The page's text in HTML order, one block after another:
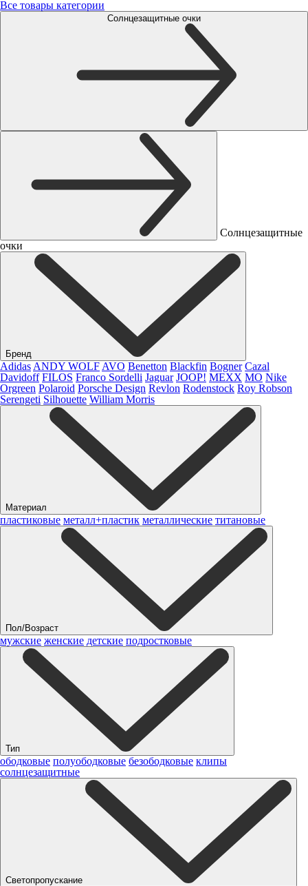
Все товары категории
Солнцезащитные очки
Солнцезащитные
очки
Бренд
Adidas ANDY WOLF AVO Benetton Blackfin Bogner Cazal
Davidoff FILOS Franco Sordelli Jaguar JOOP! MEXX MO Nike
Orgreen Polaroid Porsche Design Revlon Rodenstock Roy Robson
Serengeti Silhouette William Morris
Материал
пластиковые металл+пластик металлические титановые
Пол/Возраст
мужские женские детские подростковые
Тип
ободковые полуободковые безободковые клипы
солнцезащитные
Светопропускание